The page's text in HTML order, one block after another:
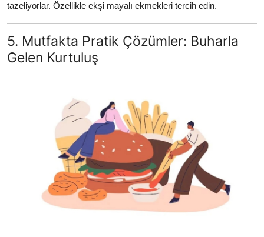
tazeliyorlar. Özellikle ekşi mayalı ekmekleri tercih edin.
5. Mutfakta Pratik Çözümler: Buharla
Gelen Kurtuluş